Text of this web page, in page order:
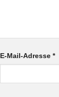
E-Mail-Adresse*